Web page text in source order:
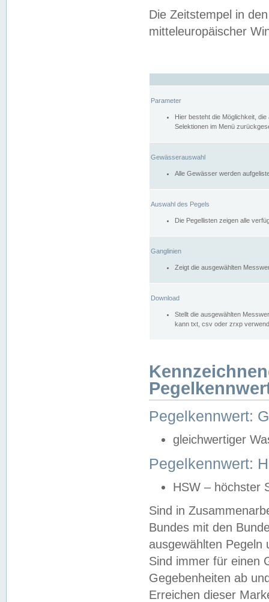
Die Zeitstempel in
mitteleuropäischer
Parameter
Hier besteht die Möglichkeit,
Selektionen im Menü
Gewässerauswahl
Alle Gewässer werden
Auswahl des Pegels
Die Pegellisten zeigen alle
Ganglinien
Zeigt die ausgewählten
Download
Stellt die ausgewählten
kann txt, csv oder zrxp
Pegelkennwert:
gleichwertiger
Pegelkennwert:
HSW – höchster
Sind in
Bundes mit den
ausgewählten
Sind immer für einen
Gegebenheiten ab
Erreichen dieser